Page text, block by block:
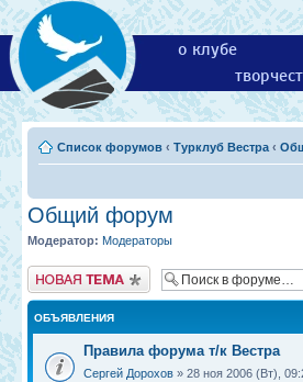
о клубе
Список форумов ‹ Турклуб Вестра ‹
Общий форум
Модератор: Модераторы
Новая тема
ОБЪЯВЛЕНИЯ
Правила форума т/к Вестра
Сергей Дорохов » 28 ноя 2006 (Вт),